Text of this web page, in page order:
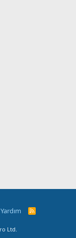
Yardım
R
Ltd.